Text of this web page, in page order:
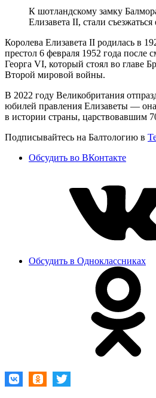
К шотландскому замку
Елизавета II, стали съезжаться
Королева Елизавета II родилась в
престол 6 февраля 1952 года после
Георга VI, который стоял во главе
Второй мировой войны.
В 2022 году Великобритания
юбилей правления Елизаветы —
в истории страны, царствовавшим
Подписывайтесь на Балтологию в
Обсудить во ВКонтакте
Обсудить в Одноклассниках